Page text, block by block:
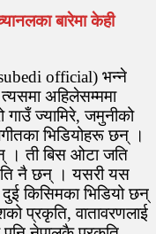
बारेमा केही
official) भन्ने
अहिलेसम्ममा
ज्यामिरे, जमुनीको
भिडियोहरू छन् ।
। ती बिस ओटा जति
नै छन् । यसरी यस
किसिमका भिडियो छन्
प्रकृति, वातावरणलाई